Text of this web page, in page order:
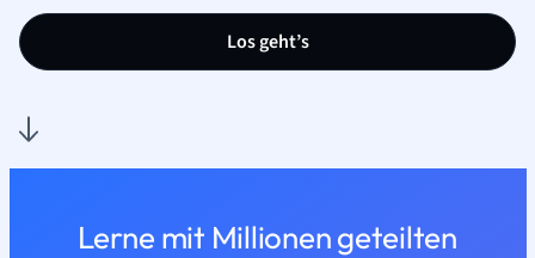
Los geht’s
Lerne mit Millionen geteilten